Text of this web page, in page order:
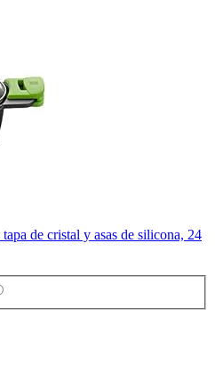
de cristal y asas de silicona, 24